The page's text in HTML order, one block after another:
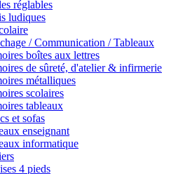
réglables
ludiques
/ Communication / Tableaux
boîtes aux lettres
de sûreté, d'atelier & infirmerie
métalliques
scolaires
tableaux
et sofas
enseignant
informatique
4 pieds